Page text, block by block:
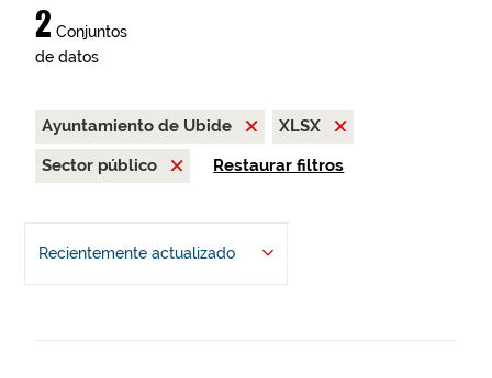
2 Conjuntos
de datos
Ayuntamiento de Ubide
XLSX
Sector público
Restaurar filtros
Recientemente actualizado